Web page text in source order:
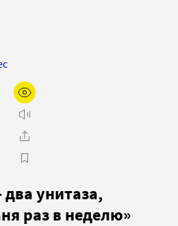
унитаза,
раз в неделю»